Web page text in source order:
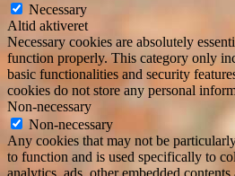
Necessary
Altid aktiveret
Necessary cookies are absolutely
function properly. This category only
basic functionalities and security
cookies do not store any personal
Non-necessary
Non-necessary
Any cookies that may not be
to function and is used specifically to
analytics, ads, other embedded